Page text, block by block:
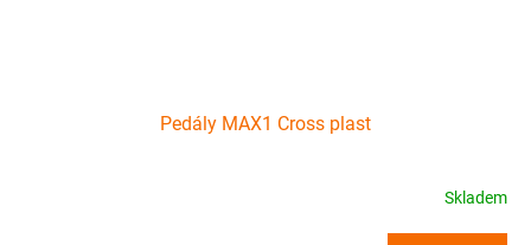
Pedály MAX1 Cross plast
Skladem